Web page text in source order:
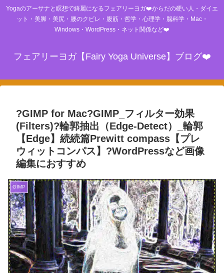
Yogaのアーサナと瞑想で綺麗になるフェアリーヨガ❤️からだの硬い人・ダイエ
ット・美脚・美尻・腰のクビレ・腹筋・哲学・心理学・脳科学・Mac・
Windows・WordPress・ネット関係など❤️
フェアリーヨガ【Fairy Yoga Universe】ブログ❤️
?GIMP for Mac?GIMP_フィルター効果
(Filters)?輪郭抽出（Edge-Detect）_輪郭
【Edge】続続篇Prewitt compass【プレ
ウィットコンパス】?WordPressなど画像
編集におすすめ
GIMP